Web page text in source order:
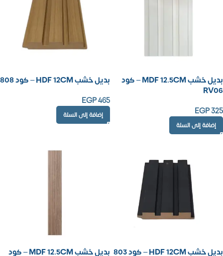
بديل خشب MDF 12.5CM – كود
RV06
EGP325
إضافة إلى السلة
بديل خشب HDF 12CM – كود 808
EGP465
إضافة إلى السلة
بديل خشب HDF 12CM – كود 803
بديل خشب MDF 12.5CM – كود